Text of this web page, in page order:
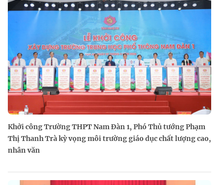
Khởi công Trường THPT Nam Đàn 1, Phó Thủ tướng Phạm
Thị Thanh Trà kỳ vọng môi trường giáo dục chất lượng cao,
nhân văn